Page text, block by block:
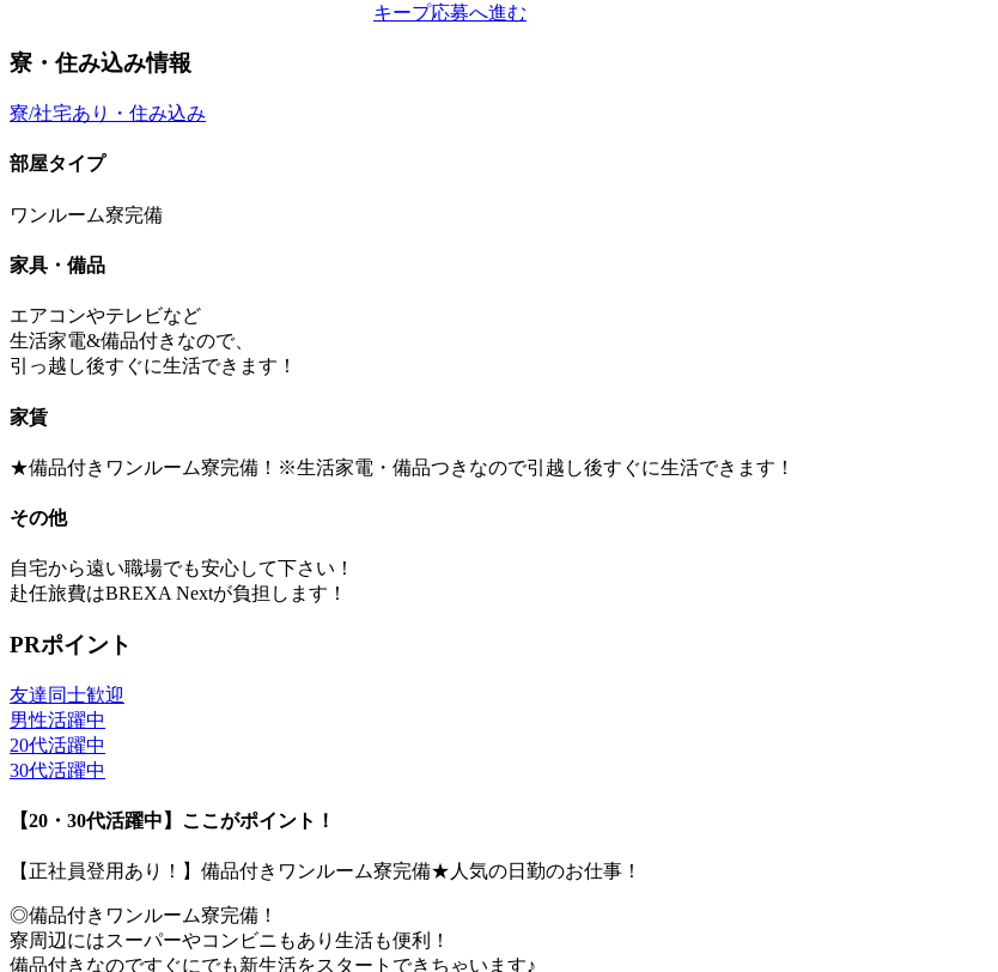
キープ応募へ進む
寮・住み込み情報
寮/社宅あり・住み込み
部屋タイプ
ワンルーム寮完備
家具・備品
エアコンやテレビなど
生活家電&備品付きなので、
引っ越し後すぐに生活できます！
家賃
★備品付きワンルーム寮完備！※生活家電・備品つきなので引越し後すぐに生活できます！
その他
自宅から遠い職場でも安心して下さい！
赴任旅費はBREXA Nextが負担します！
PRポイント
友達同士歓迎
男性活躍中
20代活躍中
30代活躍中
【20・30代活躍中】ここがポイント！
【正社員登用あり！】備品付きワンルーム寮完備★人気の日勤のお仕事！
◎備品付きワンルーム寮完備！
寮周辺にはスーパーやコンビニもあり生活も便利！
備品付きなのですぐにでも新生活をスタートできちゃいます♪